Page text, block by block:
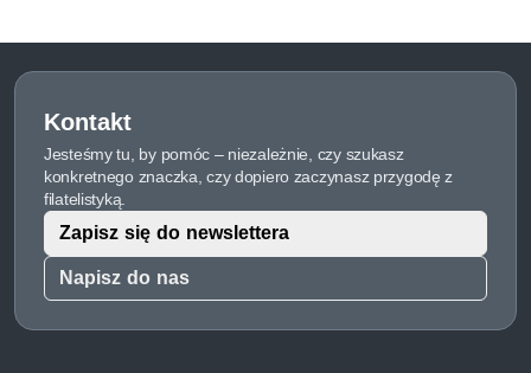
Kontakt
Jesteśmy tu, by pomóc – niezależnie, czy szukasz
konkretnego znaczka, czy dopiero zaczynasz przygodę z
filatelistyką.
Napisz do nas
Zapisz się do newslettera